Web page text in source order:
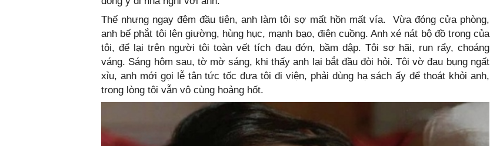
Thế nhưng ngay đêm đầu tiên, anh làm tôi sợ mất hồn mất vía. Vừa đóng cửa phòng,
anh bế phắt tôi lên giường, hùng hục, mạnh bạo, điên cuồng. Anh xé nát bộ đồ trong của
tôi, để lại trên người tôi toàn vết tích đau đớn, bầm dập. Tôi sợ hãi, run rẩy, choáng
váng. Sáng hôm sau, tờ mờ sáng, khi thấy anh lại bắt đầu đòi hỏi. Tôi vờ đau bụng ngất
xỉu, anh mới gọi lễ tân tức tốc đưa tôi đi viện, phải dùng hạ sách ấy để thoát khỏi anh,
trong lòng tôi vẫn vô cùng hoảng hốt.